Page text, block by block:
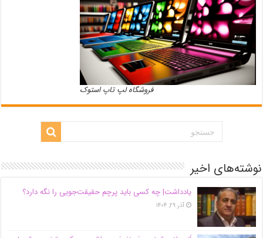
فروشگاه لپ تاپ استوک
نوشته‌های اخیر
یادداشت| ‌چه کسی باید پرچم حقیقت‌جویی را نگه دارد؟
آذر ۲۹, ۱۴۰۴